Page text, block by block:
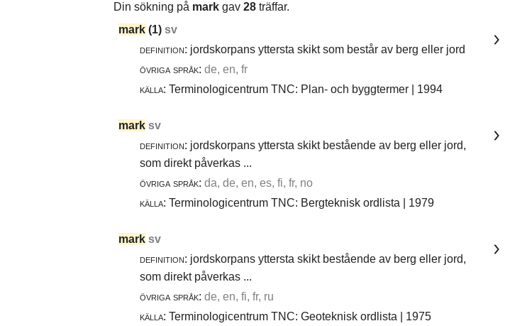
Din sökning på mark gav 28 träffar.
mark(1) sv
definition: jordskorpans yttersta skikt som består av berg eller jord
övriga språk: de, en, fr
källa: Terminologicentrum TNC: Plan- och byggtermer | 1994
mark sv
definition: jordskorpans yttersta skikt bestående av berg eller jord,
som direkt påverkas ...
övriga språk: da, de, en, es, fi, fr, no
källa: Terminologicentrum TNC: Bergteknisk ordlista | 1979
mark sv
definition: jordskorpans yttersta skikt bestående av berg eller jord,
som direkt påverkas ...
övriga språk: de, en, fi, fr, ru
källa: Terminologicentrum TNC: Geoteknisk ordlista | 1975